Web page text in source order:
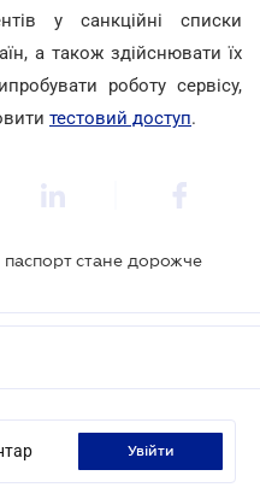
у санкційні списки
а також здійснювати їх
роботу сервісу,
тестовий доступ.
стане дорожче
увійти